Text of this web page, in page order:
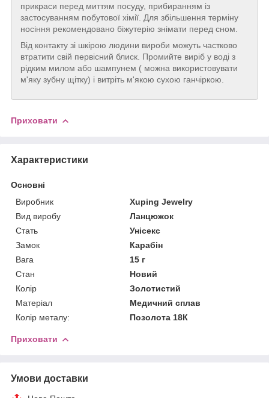
прикраси перед миттям посуду, прибиранням із
застосуванням побутової хімії. Для збільшення терміну
носіння рекомендовано біжутерію знімати перед сном.
Від контакту зі шкірою людини вироби можуть частково
втратити свій первісний блиск. Промийте виріб у воді з
рідким милом або шампунем ( можна використовувати
м'яку зубну щітку) і витріть м'якою сухою ганчіркою.
Приховати
Характеристики
Основні
Виробник
Xuping Jewelry
Вид виробу
Ланцюжок
Стать
Унісекс
Замок
Карабін
Вага
15 г
Стан
Новий
Колір
Золотистий
Матеріал
Медичний сплав
Колір металу:
Позолота 18К
Приховати
Умови доставки